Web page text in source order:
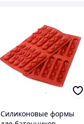
Силиконовые формы